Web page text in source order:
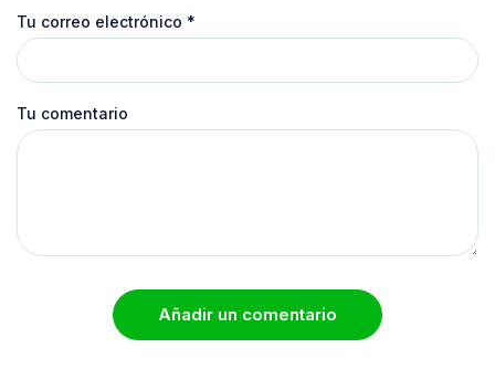
Tu correo electrónico *
Tu comentario
Añadir un comentario